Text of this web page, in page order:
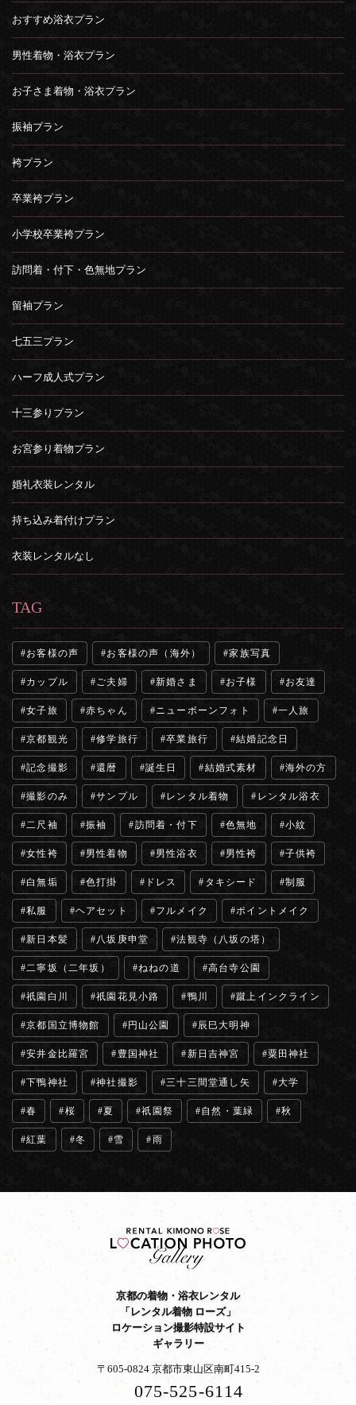
おすすめ浴衣プラン
男性着物・浴衣プラン
お子さま着物・浴衣プラン
振袖プラン
袴プラン
卒業袴プラン
小学校卒業袴プラン
訪問着・付下・色無地プラン
留袖プラン
七五三プラン
ハーフ成人式プラン
十三参りプラン
お宮参り着物プラン
婚礼衣装レンタル
持ち込み着付けプラン
衣装レンタルなし
TAG
お客様の声 お客様の声（海外） 家族写真
カップル ご夫婦 新婚さま お子様 お友達
女子旅 赤ちゃん ニューボーンフォト 一人旅
京都観光 修学旅行 卒業旅行 結婚記念日
記念撮影 還暦 誕生日 結婚式素材 海外の方
撮影のみ サンプル レンタル着物 レンタル浴衣
二尺袖 振袖 訪問着・付下 色無地 小紋
女性袴 男性着物 男性浴衣 男性袴 子供袴
白無垢 色打掛 ドレス タキシード 制服
私服 ヘアセット フルメイク ポイントメイク
新日本髪 八坂庚申堂 法観寺（八坂の塔）
二寧坂（二年坂） ねねの道 高台寺公園
祇園白川 祇園花見小路 鴨川 蹴上インクライン
京都国立博物館 円山公園 辰巳大明神
安井金比羅宮 豊国神社 新日吉神宮 粟田神社
下鴨神社 神社撮影 三十三間堂通し矢 大学
春 桜 夏 祇園祭 自然・葉緑 秋
紅葉 冬 雪 雨
京都の着物・浴衣レンタル
「レンタル着物 ローズ」
ロケーション撮影特設サイト
ギャラリー
〒605-0824 京都市東山区南町415-2
075-525-6114